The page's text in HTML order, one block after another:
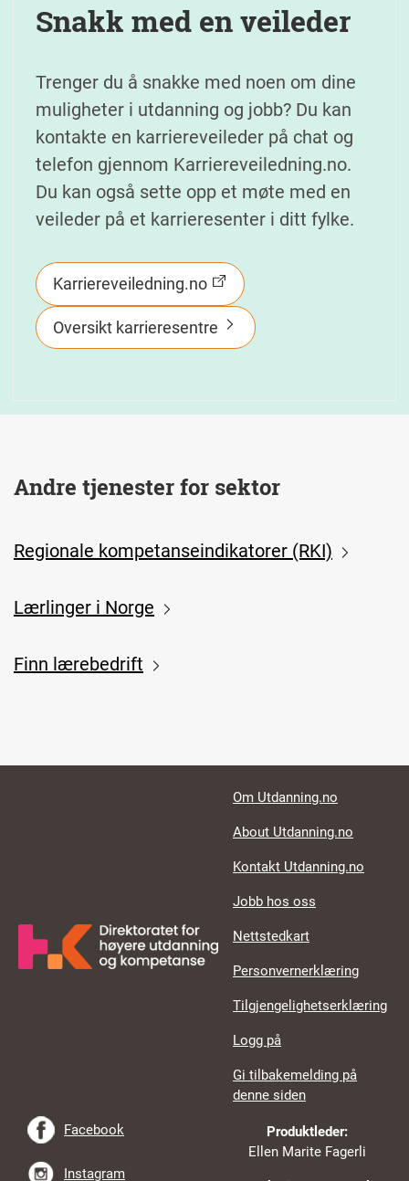
Snakk med en veileder
Trenger du å snakke med noen om dine
muligheter i utdanning og jobb? Du kan
kontakte en karriereveileder på chat og
telefon gjennom Karriereveiledning.no.
Du kan også sette opp et møte med en
veileder på et karrieresenter i ditt fylke.
Karriereveiledning.no
Oversikt karrieresentre
Andre tjenester for sektor
Regionale kompetanseindikatorer (RKI)
Lærlinger i Norge
Finn lærebedrift
Footer links
Om Utdanning.no
About Utdanning.no
Kontakt Utdanning.no
Jobb hos oss
Nettstedkart
Personvernerklæring
Tilgjengelighetserklæring
Logg på
Gi tilbakemelding på
denne siden
Produktleder:
Ellen Marite Fagerli
Facebook
Instagram